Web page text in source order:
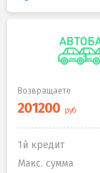
Возвращаете
1й кредит
Макс. сумма